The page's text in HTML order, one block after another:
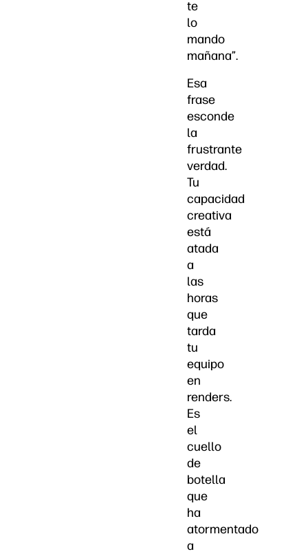
te
lo
mando
mañana”.
Esa
frase
esconde
la
frustrante
verdad.
Tu
capacidad
creativa
está
atada
a
las
horas
que
tarda
tu
equipo
en
renders.
Es
el
cuello
de
botella
que
ha
atormentado
a